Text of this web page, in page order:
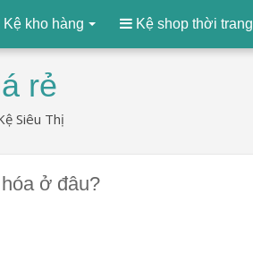
Kệ kho hàng Kệ shop thời trang
rẻ
Siêu Thị
ở đâu?